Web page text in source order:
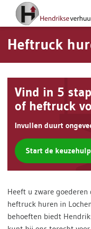
Ga naar content
Heftruck
Vind in 5
of heftruck
Invullen duurt
Start de keuzehulp
Heeft u zware
heftruck huren in
behoeften biedt